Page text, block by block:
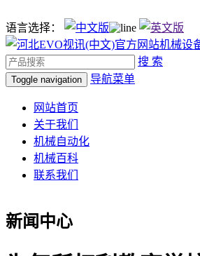
语言选择：
搜 索
Toggle navigation 导航菜单
网站首页
关于我们
机械自动化
机械百科
联系我们
新闻中心